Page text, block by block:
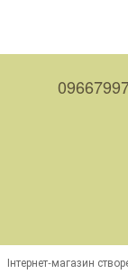
Інтернет-магазин